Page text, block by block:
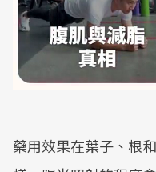
藥用效果在葉子、根